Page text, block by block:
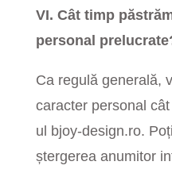
VI. Cât timp
personal
Ca regulă generală,
caracter personal
ul bjoy-design.ro.
ștergerea anumitor